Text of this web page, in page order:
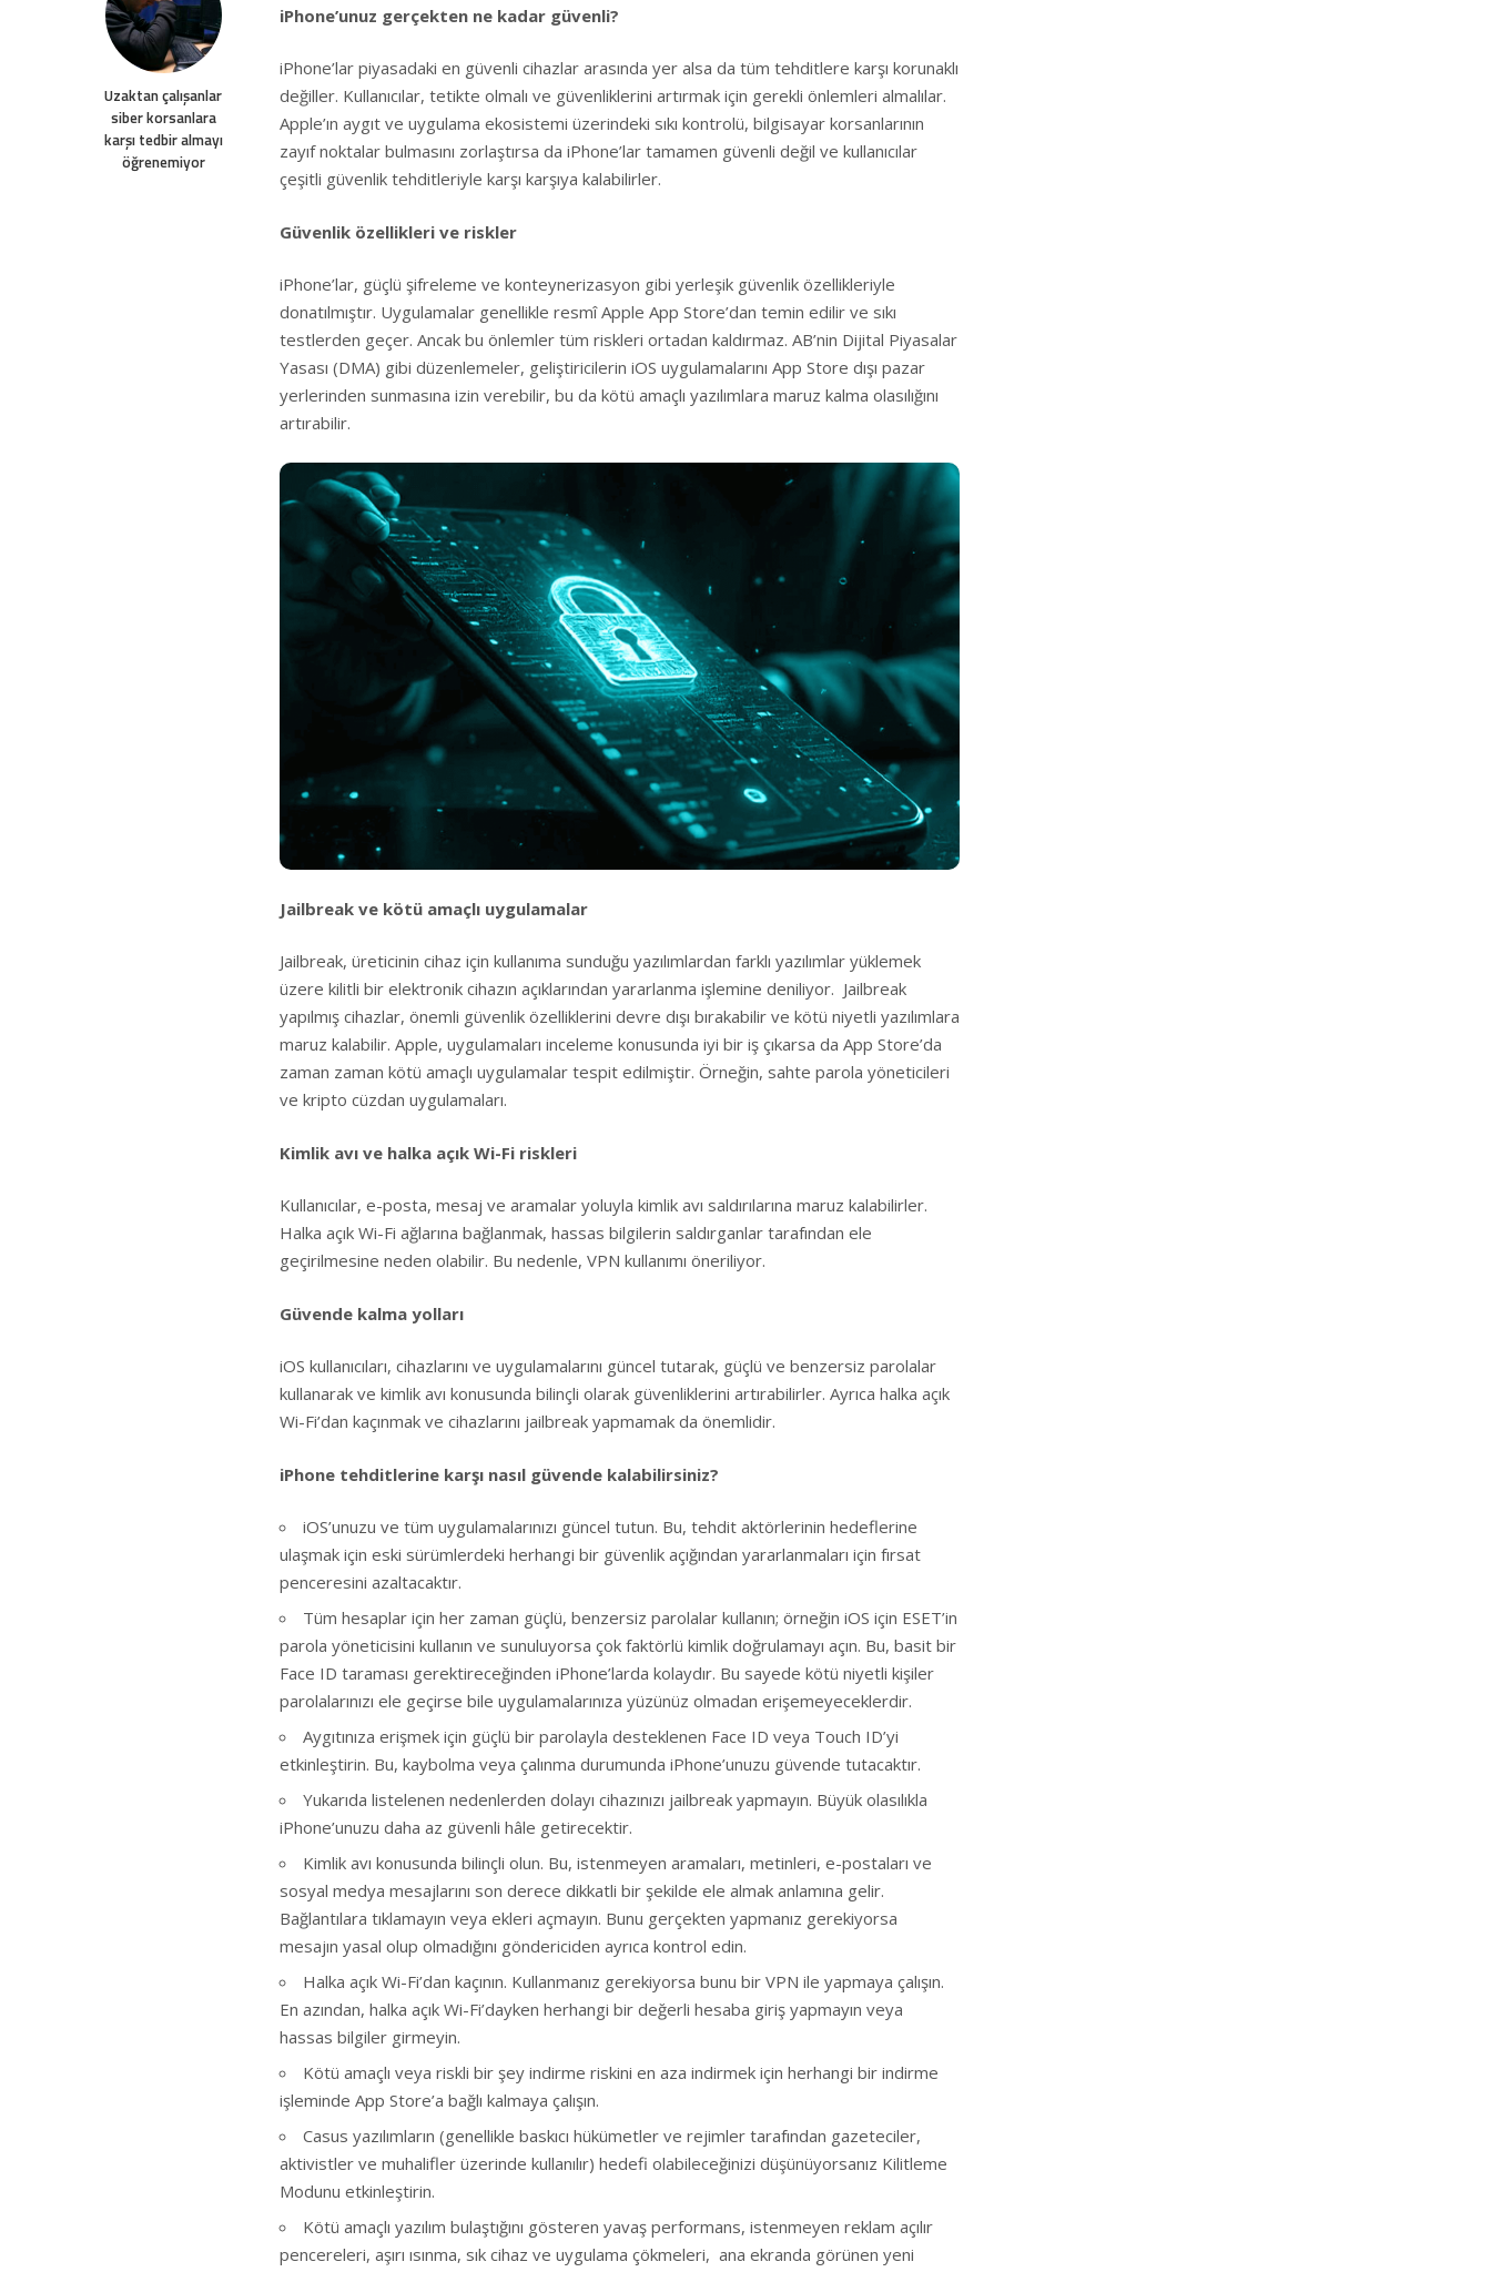
Uzaktan çalışanlar
siber korsanlara
karşı tedbir almayı
öğrenemiyor
iPhone’unuz gerçekten ne kadar güvenli?
iPhone’lar piyasadaki en güvenli cihazlar arasında yer alsa da tüm tehditlere karşı korunaklı
değiller. Kullanıcılar, tetikte olmalı ve güvenliklerini artırmak için gerekli önlemleri almalılar.
Apple’ın aygıt ve uygulama ekosistemi üzerindeki sıkı kontrolü, bilgisayar korsanlarının
zayıf noktalar bulmasını zorlaştırsa da iPhone’lar tamamen güvenli değil ve kullanıcılar
çeşitli güvenlik tehditleriyle karşı karşıya kalabilirler.
Güvenlik özellikleri ve riskler
iPhone’lar, güçlü şifreleme ve konteynerizasyon gibi yerleşik güvenlik özellikleriyle
donatılmıştır. Uygulamalar genellikle resmî Apple App Store’dan temin edilir ve sıkı
testlerden geçer. Ancak bu önlemler tüm riskleri ortadan kaldırmaz. AB’nin Dijital Piyasalar
Yasası (DMA) gibi düzenlemeler, geliştiricilerin iOS uygulamalarını App Store dışı pazar
yerlerinden sunmasına izin verebilir, bu da kötü amaçlı yazılımlara maruz kalma olasılığını
artırabilir.
Jailbreak ve kötü amaçlı uygulamalar
Jailbreak, üreticinin cihaz için kullanıma sunduğu yazılımlardan farklı yazılımlar yüklemek
üzere kilitli bir elektronik cihazın açıklarından yararlanma işlemine deniliyor. Jailbreak
yapılmış cihazlar, önemli güvenlik özelliklerini devre dışı bırakabilir ve kötü niyetli yazılımlara
maruz kalabilir. Apple, uygulamaları inceleme konusunda iyi bir iş çıkarsa da App Store’da
zaman zaman kötü amaçlı uygulamalar tespit edilmiştir. Örneğin, sahte parola yöneticileri
ve kripto cüzdan uygulamaları.
Kimlik avı ve halka açık Wi-Fi riskleri
Kullanıcılar, e-posta, mesaj ve aramalar yoluyla kimlik avı saldırılarına maruz kalabilirler.
Halka açık Wi-Fi ağlarına bağlanmak, hassas bilgilerin saldırganlar tarafından ele
geçirilmesine neden olabilir. Bu nedenle, VPN kullanımı öneriliyor.
Güvende kalma yolları
iOS kullanıcıları, cihazlarını ve uygulamalarını güncel tutarak, güçlü ve benzersiz parolalar
kullanarak ve kimlik avı konusunda bilinçli olarak güvenliklerini artırabilirler. Ayrıca halka açık
Wi-Fi’dan kaçınmak ve cihazlarını jailbreak yapmamak da önemlidir.
iPhone tehditlerine karşı nasıl güvende kalabilirsiniz?
iOS’unuzu ve tüm uygulamalarınızı güncel tutun. Bu, tehdit aktörlerinin hedeflerine
ulaşmak için eski sürümlerdeki herhangi bir güvenlik açığından yararlanmaları için fırsat
penceresini azaltacaktır.
Tüm hesaplar için her zaman güçlü, benzersiz parolalar kullanın; örneğin iOS için ESET’in
parola yöneticisini kullanın ve sunuluyorsa çok faktörlü kimlik doğrulamayı açın. Bu, basit bir
Face ID taraması gerektireceğinden iPhone’larda kolaydır. Bu sayede kötü niyetli kişiler
parolalarınızı ele geçirse bile uygulamalarınıza yüzünüz olmadan erişemeyeceklerdir.
Aygıtınıza erişmek için güçlü bir parolayla desteklenen Face ID veya Touch ID’yi
etkinleştirin. Bu, kaybolma veya çalınma durumunda iPhone’unuzu güvende tutacaktır.
Yukarıda listelenen nedenlerden dolayı cihazınızı jailbreak yapmayın. Büyük olasılıkla
iPhone’unuzu daha az güvenli hâle getirecektir.
Kimlik avı konusunda bilinçli olun. Bu, istenmeyen aramaları, metinleri, e-postaları ve
sosyal medya mesajlarını son derece dikkatli bir şekilde ele almak anlamına gelir.
Bağlantılara tıklamayın veya ekleri açmayın. Bunu gerçekten yapmanız gerekiyorsa
mesajın yasal olup olmadığını göndericiden ayrıca kontrol edin.
Halka açık Wi-Fi’dan kaçının. Kullanmanız gerekiyorsa bunu bir VPN ile yapmaya çalışın.
En azından, halka açık Wi-Fi’dayken herhangi bir değerli hesaba giriş yapmayın veya
hassas bilgiler girmeyin.
Kötü amaçlı veya riskli bir şey indirme riskini en aza indirmek için herhangi bir indirme
işleminde App Store’a bağlı kalmaya çalışın.
Casus yazılımların (genellikle baskıcı hükümetler ve rejimler tarafından gazeteciler,
aktivistler ve muhalifler üzerinde kullanılır) hedefi olabileceğinizi düşünüyorsanız Kilitleme
Modunu etkinleştirin.
Kötü amaçlı yazılım bulaştığını gösteren yavaş performans, istenmeyen reklam açılır
pencereleri, aşırı ısınma, sık cihaz ve uygulama çökmeleri, ana ekranda görünen yeni